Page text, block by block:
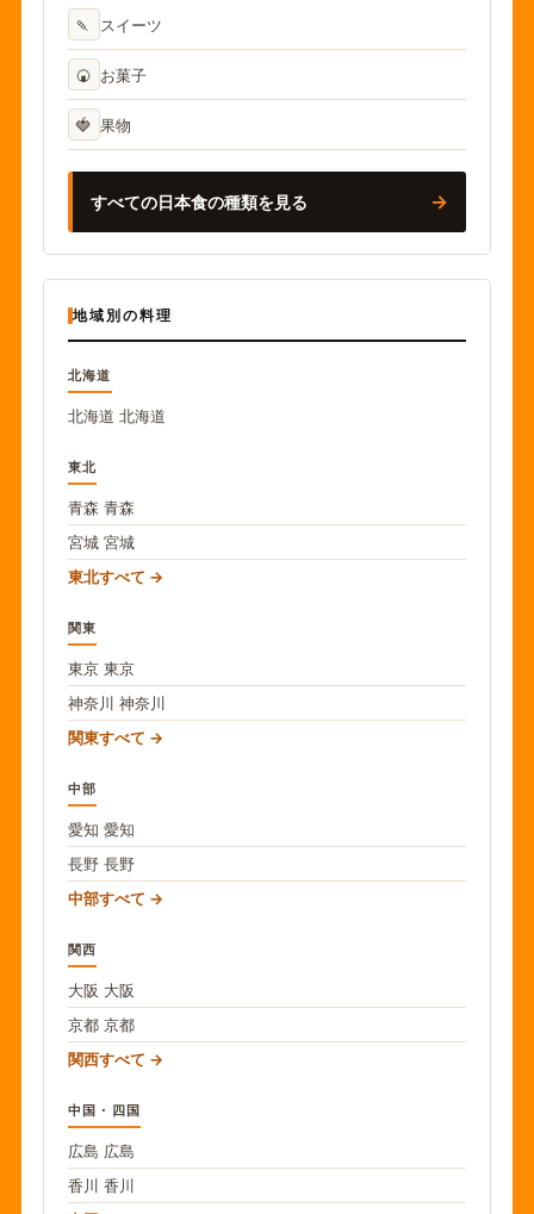
🍡 スイーツ
🍘 お菓子
🍓 果物
すべての日本食の種類を見る →
地域別の料理
北海道
北海道 北海道
東北
青森 青森
宮城 宮城
東北すべて
関東
東京 東京
神奈川 神奈川
関東すべて
中部
愛知 愛知
長野 長野
中部すべて
関西
大阪 大阪
京都 京都
関西すべて
中国・四国
広島 広島
香川 香川